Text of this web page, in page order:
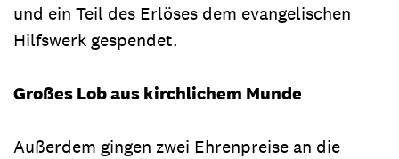
und ein Teil des Erlöses dem evangelischen
Hilfswerk gespendet.
Großes Lob aus kirchlichem Munde
Außerdem gingen zwei Ehrenpreise an die